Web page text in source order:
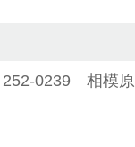
0239 相模原